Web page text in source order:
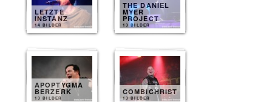
LETZTE
INSTANZ
14 BILDER
THE DANIEL
MYER
PROJECT
13 BILDER
APOPTYGMA
BERZERK
13 BILDER
COMBICHRIST
13 BILDER